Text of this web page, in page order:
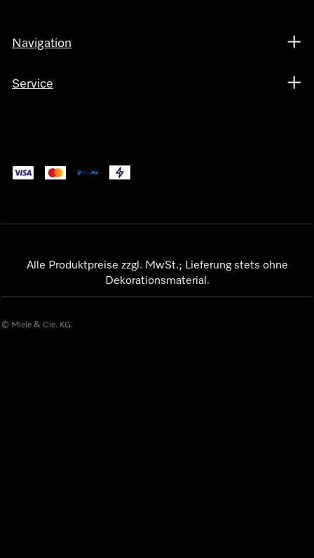
Navigation
Service
Alle Produktpreise zzgl. MwSt.; Lieferung stets ohne
Dekorationsmaterial.
© Miele & Cie. KG.